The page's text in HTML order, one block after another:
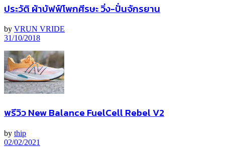
ประวัติ ผ้าบัฟฟ์โพกศีรษะ วิ่ง-ปั่นจักรยาน
by VRUN VRIDE
31/10/2018
พรีวิว New Balance FuelCell Rebel V2
by thip
02/02/2021